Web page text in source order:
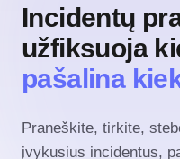
Incidentų
užfiksuoja
pašalina
Praneškite, tirkite,
įvykusius incidentus,